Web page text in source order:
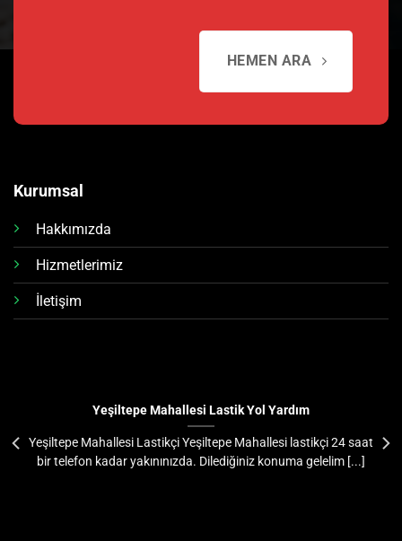
HEMEN ARA
Kurumsal
Hakkımızda
Hizmetlerimiz
İletişim
Yeşiltepe Mahallesi Lastik Yol Yardım
Yeşiltepe Mahallesi Lastikçi Yeşiltepe Mahallesi lastikçi 24 saat
bir telefon kadar yakınınızda. Dilediğiniz konuma gelelim [...]